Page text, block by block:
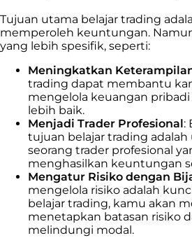
Tujuan utama belajar trading
memperoleh keuntungan.
yang lebih spesifik, seperti:
Meningkatkan
trading dapat membantu
mengelola keuangan
lebih baik.
Menjadi Trader Profesional:
tujuan belajar trading
seorang trader profesional
menghasilkan keuntungan
Mengatur Risiko dengan
mengelola risiko adalah
belajar trading, kamu akan
menetapkan batasan risiko
melindungi modal.